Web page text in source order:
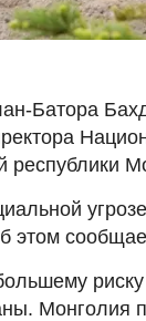
Батора
республики
этом
Монголия